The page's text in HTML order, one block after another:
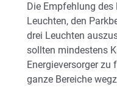
Die Empfehlung
Leuchten, den
drei Leuchten
sollten mindestens
Energieversorger zu
ganze Bereiche